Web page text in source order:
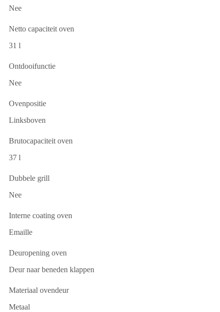
Nee
Netto capaciteit oven
31 l
Ontdooifunctie
Nee
Ovenpositie
Linksboven
Brutocapaciteit oven
37 l
Dubbele grill
Nee
Interne coating oven
Emaille
Deuropening oven
Deur naar beneden klappen
Materiaal ovendeur
Metaal